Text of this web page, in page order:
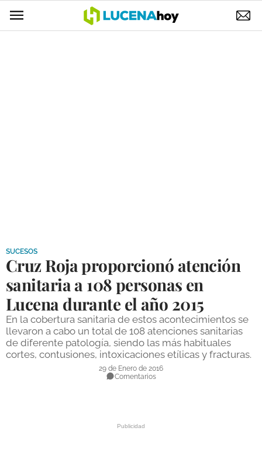
DEPORTES
COMPETICIONES
DEPORTE BASE
OPINIÓN
VENTANA CIUDADANA
SUCESOS
Cruz Roja proporcionó atención
sanitaria a 108 personas en
Lucena durante el año 2015
En la cobertura sanitaria de estos acontecimientos se
llevaron a cabo un total de 108 atenciones sanitarias
de diferente patología, siendo las más habituales
cortes, contusiones, intoxicaciones etílicas y fracturas.
29 de Enero de 2016
Comentarios